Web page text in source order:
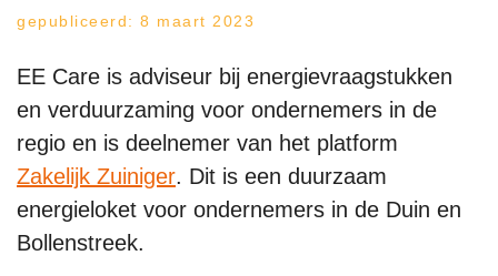
gepubliceerd: 8 maart 2023
EE Care is adviseur bij energievraagstukken
en verduurzaming voor ondernemers in de
regio en is deelnemer van het platform
Zakelijk Zuiniger. Dit is een duurzaam
energieloket voor ondernemers in de Duin en
Bollenstreek.